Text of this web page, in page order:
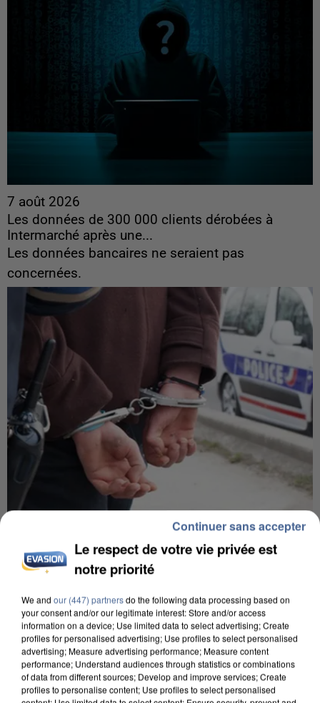
7 août 2026
Les données de 300 000 clients dérobées à
Intermarché après une...
Les données bancaires ne seraient pas
concernées.
Un second cadre de la DZ Mafia interpellé en
Algérie
quelques jours plus tôt.
Le respect de votre vie privée est
notre priorité
We and our (447) partnersdo the following data processing based on
your consent and/or our legitimate interest: Store and/or access
information on a device; Use limited data to select advertising; Create
profiles for personalised advertising; Use profiles to select personalised
advertising; Measure advertising performance; Measure content
performance; Understand audiences through statistics or combinations
of data from different sources; Develop and improve services; Create
profiles to personalise content; Use profiles to select personalised
Continuer sans accepter